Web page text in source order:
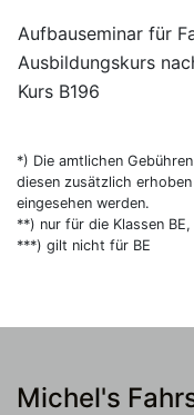
Aufbauseminar für
Ausbildungskurs
Kurs B196
*) Die amtlichen
diesen zusätzlich
eingesehen werden.
**) nur für die Klassen BE,
***) gilt nicht für BE
Michel's